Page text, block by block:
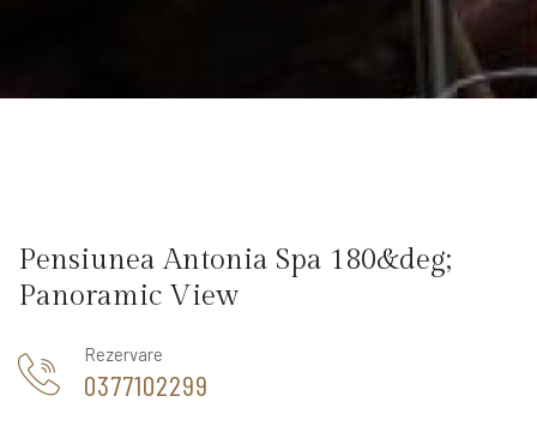
Pensiunea Antonia Spa 180&deg;
Panoramic View
Rezervare
0377102299